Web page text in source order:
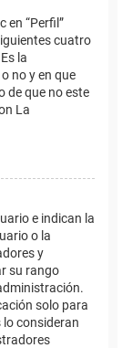
en “Perfil”
cuatro
la
no y en que
de que no este
La
e indican la
o la
y
su rango
solo para
consideran